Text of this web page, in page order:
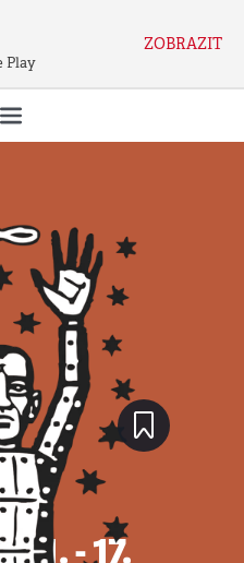
Play
ZOBRAZIT
- 17.